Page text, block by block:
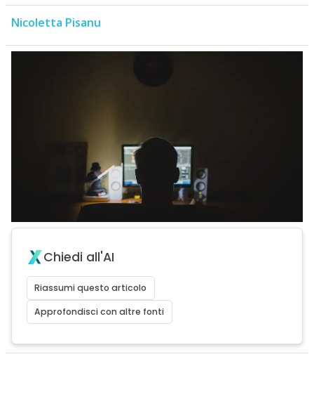
Nicoletta Pisanu
Chiedi all'AI
Riassumi questo articolo
Approfondisci con altre fonti